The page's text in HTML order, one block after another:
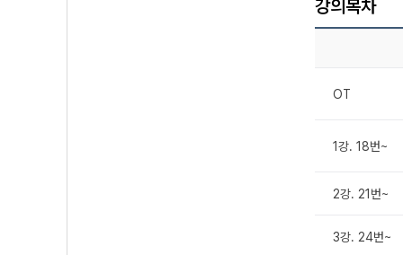
강의목차
OT
1강. 18번~
2강. 21번~
3강. 24번~